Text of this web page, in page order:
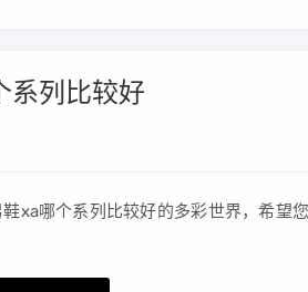
系列比较好
xa哪个系列比较好的多彩世界，希望您